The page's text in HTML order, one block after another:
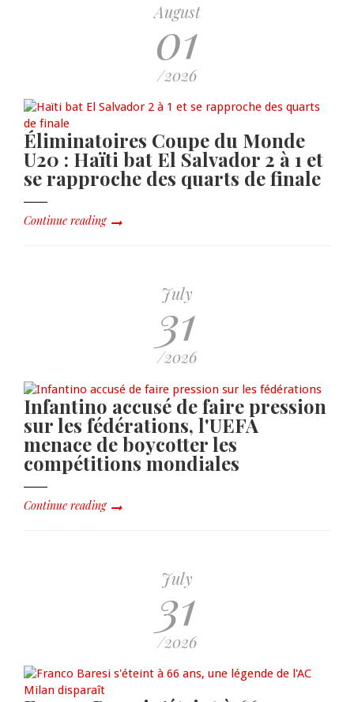
August
01
/2026
Éliminatoires Coupe du Monde
U20 : Haïti bat El Salvador 2 à 1 et
se rapproche des quarts de finale
Continue reading
July
31
/2026
Infantino accusé de faire pression
sur les fédérations, l'UEFA
menace de boycotter les
compétitions mondiales
Continue reading
July
31
/2026